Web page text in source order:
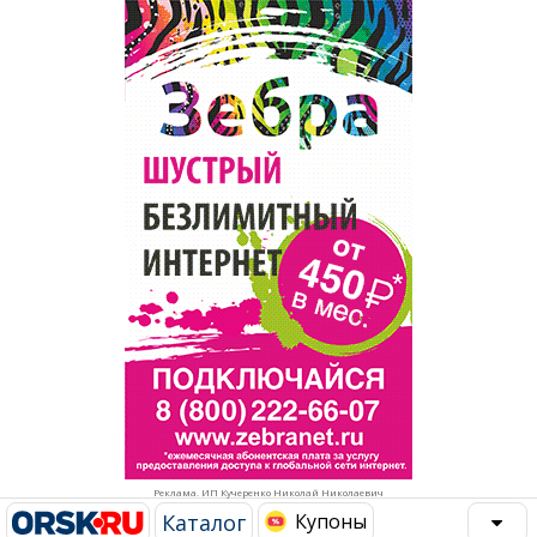
Реклама. ИП Кучеренко Николай Николаевич
Каталог Купоны
Рестораны, кафе, бары
Развлечения и отдых
Спорт Фитнес
Недвижимость
Красота Косметология
Торговля
Бизнес и финансы
Юристы, Экспертиза, Страхование
Ремонт
Социальные организации
Это интересно
Администрация
Популярное →